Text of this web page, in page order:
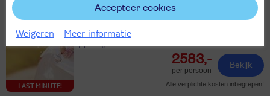
LAST MINUTE!
15 dagen (14 nachten)
2583,-
per persoon
Bekijk
Alle verplichte kosten inbegrepen!
Accepteer cookies
Weigeren Meer informatie